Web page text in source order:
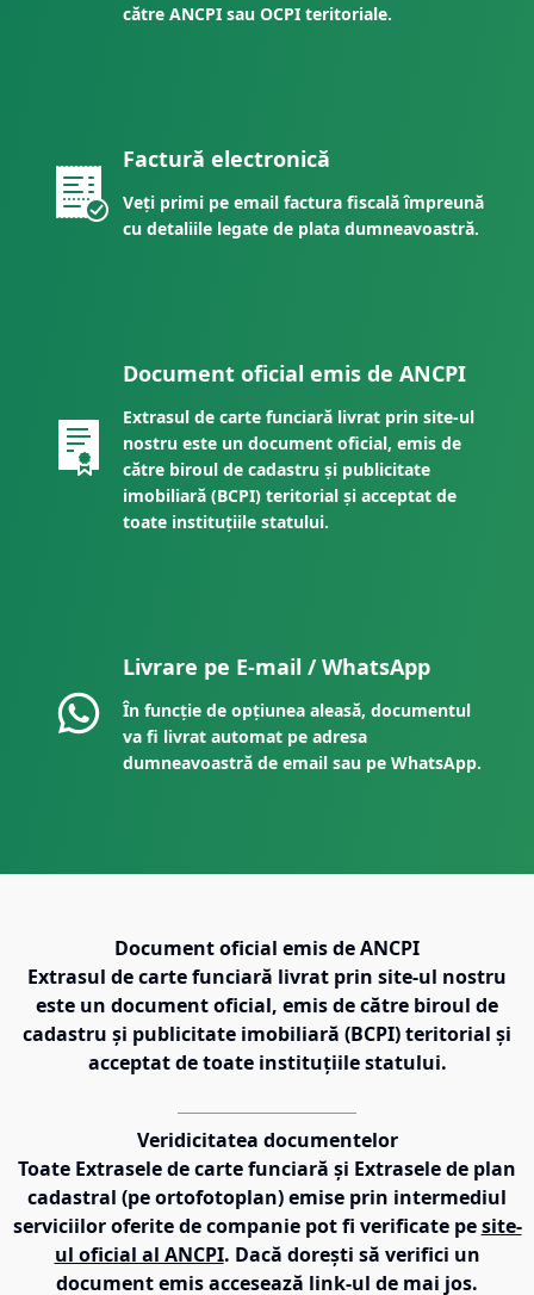
către ANCPI sau OCPI teritoriale.
Factură electronică
Veți primi pe email factura fiscală împreună
cu detaliile legate de plata dumneavoastră.
Document oficial emis de ANCPI
Extrasul de carte funciară livrat prin site-ul
nostru este un document oficial, emis de
către biroul de cadastru și publicitate
imobiliară (BCPI) teritorial și acceptat de
toate instituțiile statului.
Livrare pe E-mail / WhatsApp
În funcție de opțiunea aleasă, documentul
va fi livrat automat pe adresa
dumneavoastră de email sau pe WhatsApp.
Document oficial emis de ANCPI
Extrasul de carte funciară livrat prin site-ul nostru
este un document oficial, emis de către biroul de
cadastru și publicitate imobiliară (BCPI) teritorial și
acceptat de toate instituțiile statului.
Veridicitatea documentelor
Toate Extrasele de carte funciară și Extrasele de plan
cadastral (pe ortofotoplan) emise prin intermediul
serviciilor oferite de companie pot fi verificate pe site-
ul oficial al ANCPI. Dacă dorești să verifici un
document emis accesează link-ul de mai jos.